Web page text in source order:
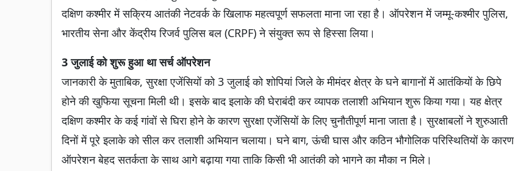
दक्षिण कश्मीर में सक्रिय आतंकी नेटवर्क के खिलाफ महत्वपूर्ण सफलता माना जा रहा है। ऑपरेशन में जम्मू-कश्मीर पुलिस,
भारतीय सेना और केंद्रीय रिजर्व पुलिस बल (CRPF) ने संयुक्त रूप से हिस्सा लिया।
3 जुलाई को शुरू हुआ था सर्च ऑपरेशन
जानकारी के मुताबिक, सुरक्षा एजेंसियों को 3 जुलाई को शोपियां जिले के मीमंदर क्षेत्र के घने बागानों में आतंकियों के छिपे
होने की खुफिया सूचना मिली थी। इसके बाद इलाके की घेराबंदी कर व्यापक तलाशी अभियान शुरू किया गया। यह क्षेत्र
दक्षिण कश्मीर के कई गांवों से घिरा होने के कारण सुरक्षा एजेंसियों के लिए चुनौतीपूर्ण माना जाता है। सुरक्षाबलों ने शुरुआती
दिनों में पूरे इलाके को सील कर तलाशी अभियान चलाया। घने बाग, ऊंची घास और कठिन भौगोलिक परिस्थितियों के कारण
ऑपरेशन बेहद सतर्कता के साथ आगे बढ़ाया गया ताकि किसी भी आतंकी को भागने का मौका न मिले।